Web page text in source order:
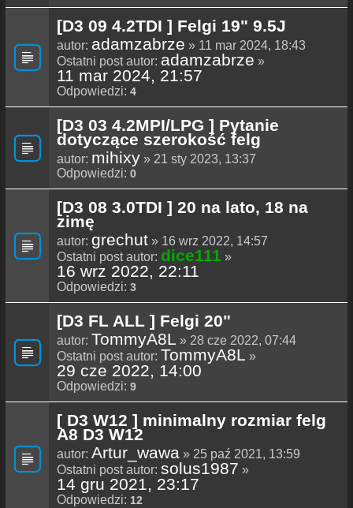
[D3 09 4.2TDI ] Felgi 19" 9.5J
autor: adamzabrze » 11 mar 2024, 18:43
Ostatni post autor: adamzabrze »
11 mar 2024, 21:57
Odpowiedzi: 4
[D3 03 4.2MPI/LPG ] Pytanie
dotyczące szerokość felg
autor: mihixy » 21 sty 2023, 13:37
Odpowiedzi: 0
[D3 08 3.0TDI ] 20 na lato, 18 na
zimę
autor: grechut » 16 wrz 2022, 14:57
Ostatni post autor: dice111 »
16 wrz 2022, 22:11
Odpowiedzi: 3
[D3 FL ALL ] Felgi 20"
autor: TommyA8L » 28 cze 2022, 07:44
Ostatni post autor: TommyA8L »
29 cze 2022, 14:00
Odpowiedzi: 9
[ D3 W12 ] minimalny rozmiar felg
A8 D3 W12
autor: Artur_wawa » 25 paź 2021, 13:59
Ostatni post autor: solus1987 »
14 gru 2021, 23:17
Odpowiedzi: 12